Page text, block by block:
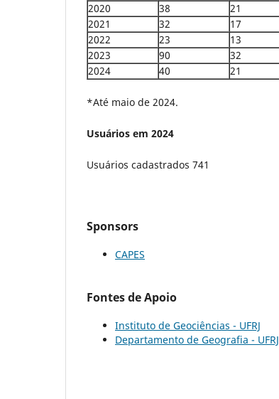
2020
38 21
2021
32 17
2022
23 13
2023
90 32
2024
40 21
*Até maio de 2024.
Usuários em 2024
Usuários cadastrados 741
Sponsors
CAPES
Fontes de Apoio
Instituto de Geociências - UFRJ
Departamento de Geografia - UFRJ